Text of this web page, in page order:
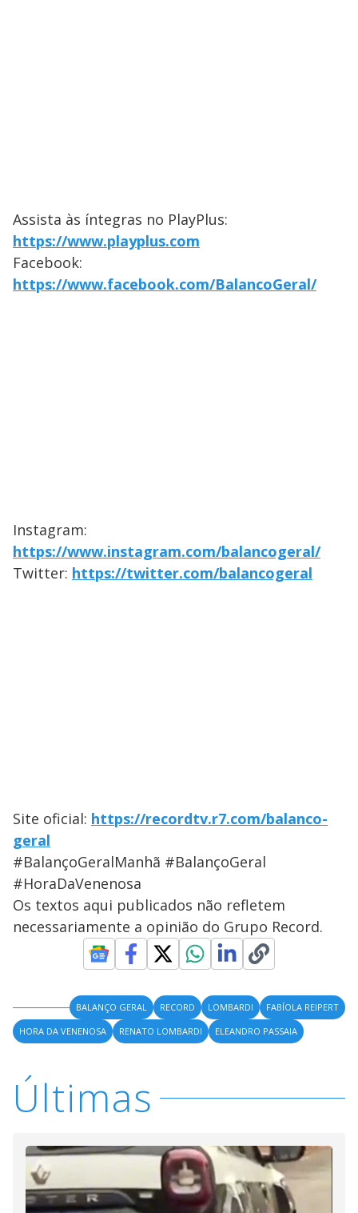
Assista às íntegras no PlayPlus:
https://www.playplus.com
Facebook:
https://www.facebook.com/BalancoGeral/
Instagram:
https://www.instagram.com/balancogeral/
Twitter: https://twitter.com/balancogeral
Site oficial: https://recordtv.r7.com/balanco-
geral
#BalançoGeralManhã #BalançoGeral
#HoraDaVenenosa
Os textos aqui publicados não refletem
necessariamente a opinião do Grupo Record.
BALANÇO GERAL RECORD LOMBARDI
FABÍOLA REIPERT
HORA DA VENENOSA
RENATO LOMBARDI ELEANDRO PASSAIA
Últimas